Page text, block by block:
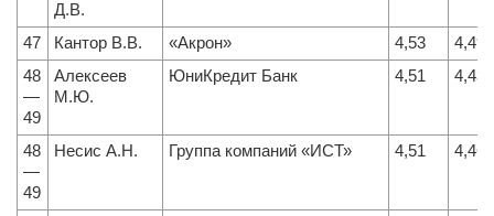
Д.В.
47 Кантор В.В. «Акрон» 4,53
4,49
48
—
49
Алексеев
М.Ю.
ЮниКредит Банк 4,51 4,43
48
—
49
Несис А.Н. Группа компаний «ИСТ» 4,51 4,46